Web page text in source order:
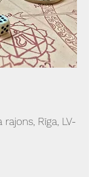
Rīga, LV-